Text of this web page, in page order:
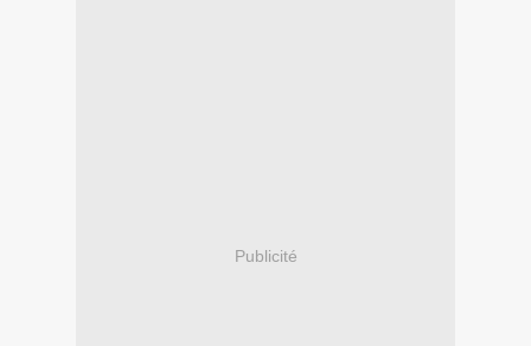
Publicité